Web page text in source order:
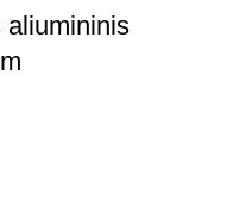
aliumininis